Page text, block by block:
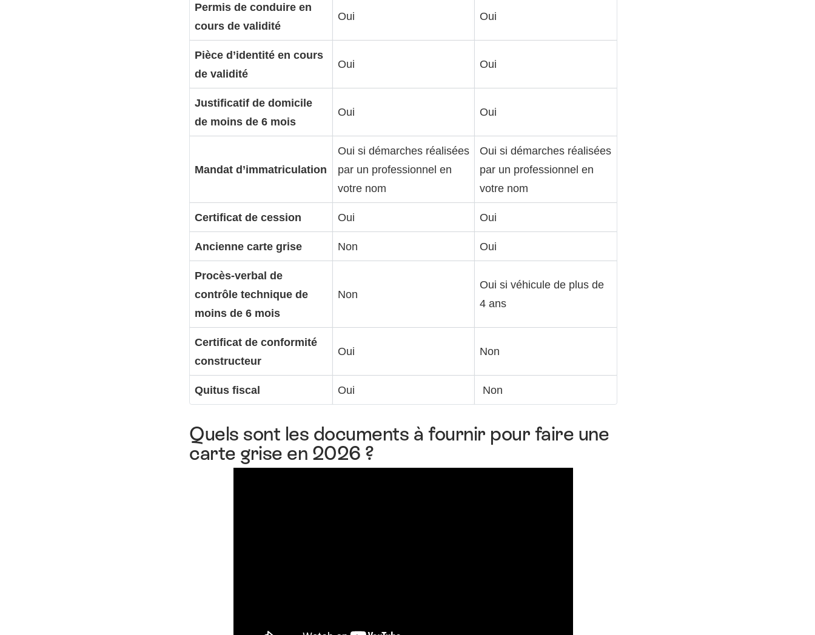
Permis de conduire en
cours de validité
Oui Oui
Pièce d’identité en cours
de validité
Oui Oui
Justificatif de domicile
de moins de 6 mois
Oui Oui
Mandat d’immatriculation
Oui si démarches réalisées
par un professionnel en
votre nom
Oui si démarches réalisées
par un professionnel en
votre nom
Certificat de cession Oui Oui
Ancienne carte grise Non Oui
Procès-verbal de
contrôle technique de
moins de 6 mois
Non
Oui si véhicule de plus de
4 ans
Certificat de conformité
constructeur
Oui Non
Quitus fiscal Oui Non
Quels sont les documents à fournir pour faire une
carte grise en 2026 ?